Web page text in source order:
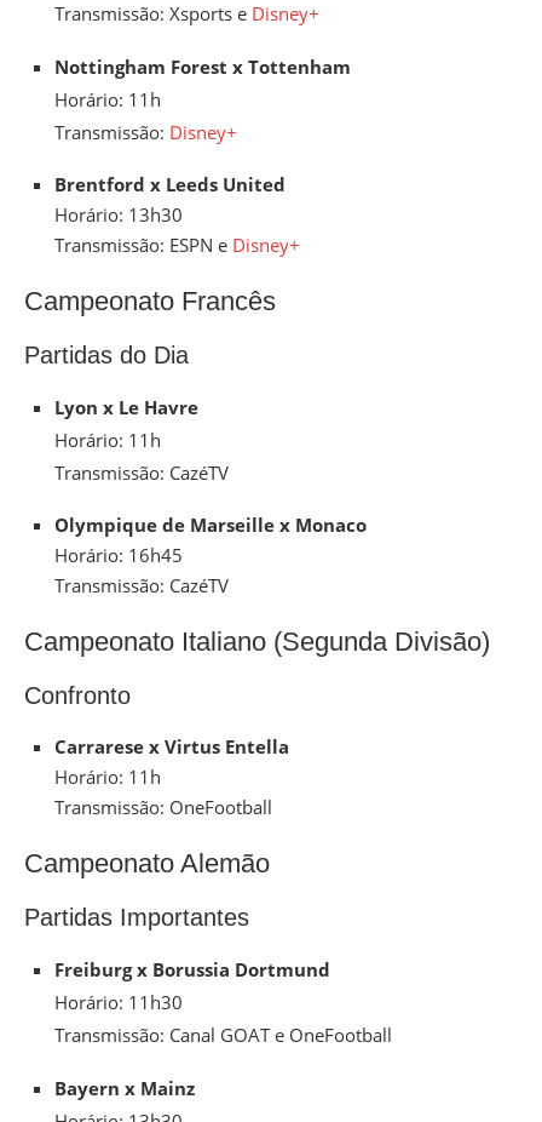
Transmissão: Xsports e Disney+
Nottingham Forest x Tottenham
Horário: 11h
Transmissão: Disney+
Brentford x Leeds United
Horário: 13h30
Transmissão: ESPN e Disney+
Campeonato Francês
Partidas do Dia
Lyon x Le Havre
Horário: 11h
Transmissão: CazéTV
Olympique de Marseille x Monaco
Horário: 16h45
Transmissão: CazéTV
Campeonato Italiano (Segunda Divisão)
Confronto
Carrarese x Virtus Entella
Horário: 11h
Transmissão: OneFootball
Campeonato Alemão
Partidas Importantes
Freiburg x Borussia Dortmund
Horário: 11h30
Transmissão: Canal GOAT e OneFootball
Bayern x Mainz